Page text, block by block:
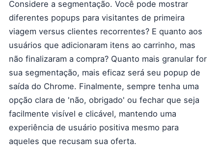
Considere a segmentação. Você pode mostrar
diferentes popups para visitantes de primeira
viagem versus clientes recorrentes? E quanto aos
usuários que adicionaram itens ao carrinho, mas
não finalizaram a compra? Quanto mais granular for
sua segmentação, mais eficaz será seu popup de
saída do Chrome. Finalmente, sempre tenha uma
opção clara de 'não, obrigado' ou fechar que seja
facilmente visível e clicável, mantendo uma
experiência de usuário positiva mesmo para
aqueles que recusam sua oferta.